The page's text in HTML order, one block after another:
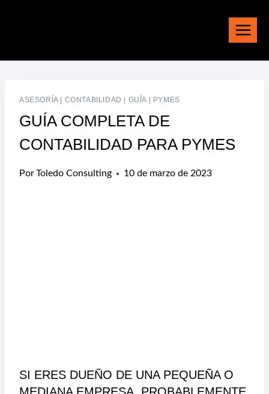
ASESORÍA| CONTABILIDAD GUÍA PYMES
GUÍA COMPLETA DE
CONTABILIDAD PARA PYMES
PorToledo Consulting 10 de marzo de 2023
SI ERES DUEÑO DE UNA PEQUEÑA O